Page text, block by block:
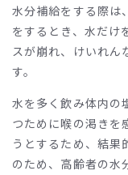
水分補給をする際は
をするとき、水だけ
スが崩れ、けいれん
す。
水を多く飲み体内の
つために喉の渇きを
うとするため、結果
のため、高齢者の水